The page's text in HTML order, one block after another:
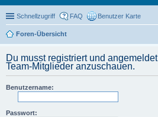
Schnellzugriff FAQ Benutzer Karte
Foren-Übersicht
Du musst registriert und
Team-Mitglieder anzuschauen.
Benutzername:
Passwort: